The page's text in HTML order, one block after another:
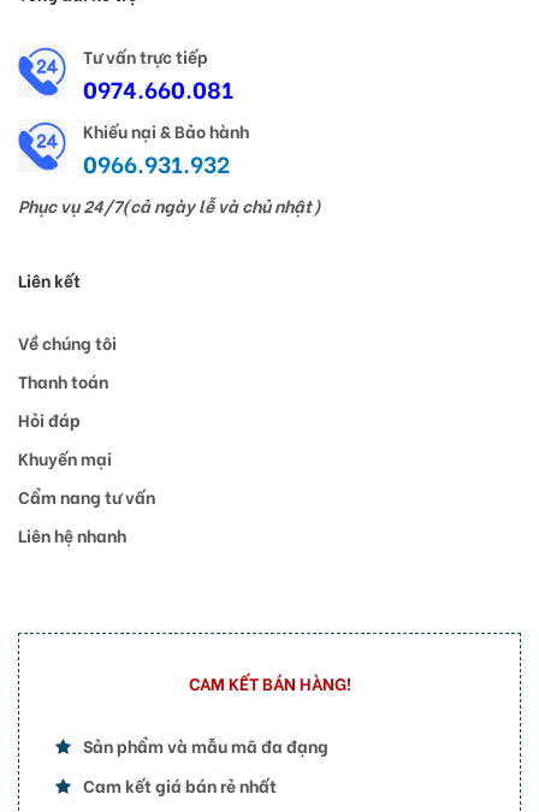
Tư vấn trực tiếp
0974.660.081
Khiếu nại & Bảo hành
0966.931.932
Phục vụ 24/7(cả ngày lễ và chủ nhật)
Liên kết
Về chúng tôi
Thanh toán
Hỏi đáp
Khuyến mại
Cẩm nang tư vấn
Liên hệ nhanh
CAM KẾT BÁN HÀNG!
Sản phẩm và mẫu mã đa đạng
Cam kết giá bán rẻ nhất